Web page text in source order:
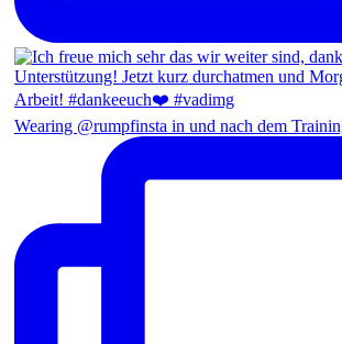
Wearing @rumpfinsta in und nach dem